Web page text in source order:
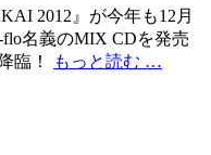
2012』が今年も12月
flo名義のMIX CDを発売
臨！
もっと読む …